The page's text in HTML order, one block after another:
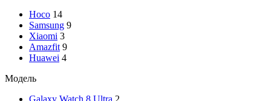
Hoco 14
Samsung 9
Xiaomi 3
Amazfit 9
Huawei 4
Модель